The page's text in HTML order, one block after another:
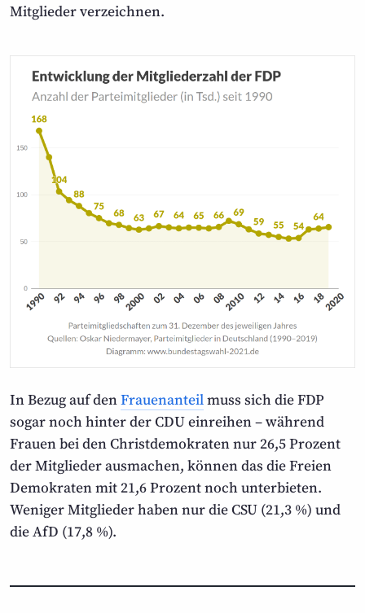
Mitglieder verzeichnen.
In Bezug auf denFrauen­anteilmuss sich die FDP
sogar noch hinter der CDU einreihen – während
Frauen bei den Christ­demokraten nur 26,5 Prozent
der Mitglieder ausmachen, können das die Freien
Demokraten mit 21,6 Prozent noch unterbieten.
Weniger Mitglieder haben nur die CSU (21,3 %) und
die AfD (17,8 %).